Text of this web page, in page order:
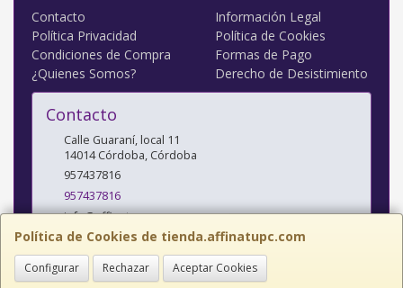
Política de Cookies de tienda.affinatupc.com
Configurar Rechazar Aceptar Cookies
Contacto
Información Legal
Política Privacidad
Política de Cookies
Condiciones de Compra
Formas de Pago
¿Quienes Somos?
Derecho de Desistimiento
Contacto
Calle Guaraní, local 11
14014 Córdoba, Córdoba
957437816
957437816
info@affinatupc.com
Horario